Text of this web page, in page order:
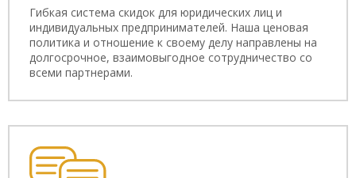
Гибкая система скидок для юридических лиц и
индивидуальных предпринимателей. Наша ценовая
политика и отношение к своему делу направлены на
долгосрочное, взаимовыгодное сотрудничество со
всеми партнерами.